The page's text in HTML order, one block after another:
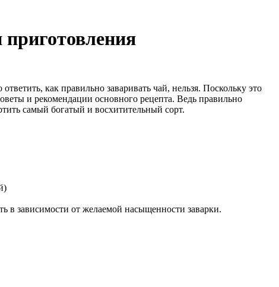
как правильно заваривать чай, нельзя. Поскольку это
и рекомендации основного рецепта. Ведь правильно
самый богатый и восхитительный сорт.
в зависимости от желаемой насыщенности заварки.